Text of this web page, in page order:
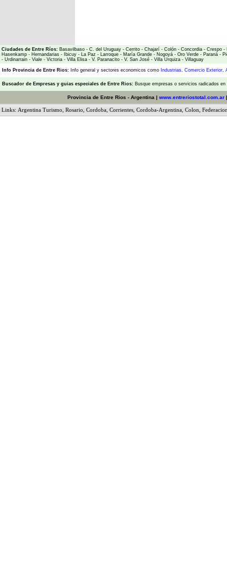
Ciudades de Entre Ríos: Basavilbaso - C. del Uruguay - Cerrito - Chajarí - Colón - Concordia - Crespo -
Hasenkamp - Hernandarias - Ibicuy - La Paz - Larroque - María Grande - Nogoyá - Oro Verde - Paraná -
- Urdinarrain - Viale - Victoria - Villa Elisa - V. Paranacito - V. San José - Villa Urquiza - Villaguay
Info Provincia de Entre Rios: Info general y sectores economicos como Industrias, Comercio Exterior,
Buscador de Empresas y guias especiales de Entre Rios: Busque empresas o servicios radicados
Provincia de Entre Rios - Argentina | www.entreriostotal.com.ar
Links: Argentina Turismo Rosario Cordoba Corrientes Cordoba-Argentina Colon